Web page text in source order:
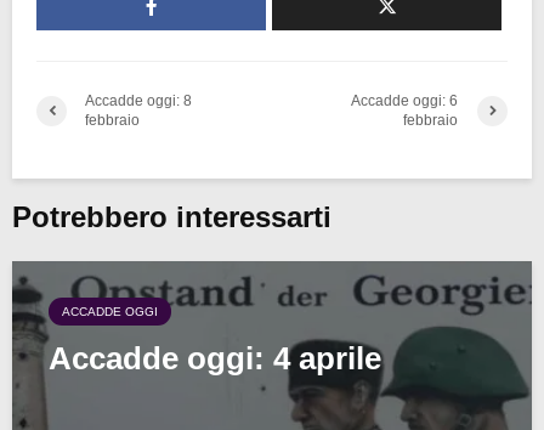
Accadde oggi: 8
febbraio
Accadde oggi: 6
febbraio
Potrebbero interessarti
ACCADDE OGGI
Accadde oggi: 4 aprile